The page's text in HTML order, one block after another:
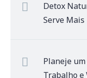
Detox
Serve Mais
Planeje
Trabalho e